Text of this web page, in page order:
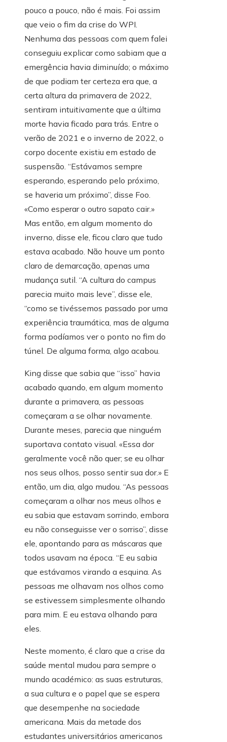
pouco a pouco, não é mais. Foi assim
que veio o fim da crise do WPI.
Nenhuma das pessoas com quem falei
conseguiu explicar como sabiam que a
emergência havia diminuído; o máximo
de que podiam ter certeza era que, a
certa altura da primavera de 2022,
sentiram intuitivamente que a última
morte havia ficado para trás. Entre o
verão de 2021 e o inverno de 2022, o
corpo docente existiu em estado de
suspensão. “Estávamos sempre
esperando, esperando pelo próximo,
se haveria um próximo”, disse Foo.
«Como esperar o outro sapato cair.»
Mas então, em algum momento do
inverno, disse ele, ficou claro que tudo
estava acabado. Não houve um ponto
claro de demarcação, apenas uma
mudança sutil. “A cultura do campus
parecia muito mais leve”, disse ele,
“como se tivéssemos passado por uma
experiência traumática, mas de alguma
forma podíamos ver o ponto no fim do
túnel. De alguma forma, algo acabou.
King disse que sabia que “isso” havia
acabado quando, em algum momento
durante a primavera, as pessoas
começaram a se olhar novamente.
Durante meses, parecia que ninguém
suportava contato visual. «Essa dor
geralmente você não quer; se eu olhar
nos seus olhos, posso sentir sua dor.» E
então, um dia, algo mudou. “As pessoas
começaram a olhar nos meus olhos e
eu sabia que estavam sorrindo, embora
eu não conseguisse ver o sorriso”, disse
ele, apontando para as máscaras que
todos usavam na época. “E eu sabia
que estávamos virando a esquina. As
pessoas me olhavam nos olhos como
se estivessem simplesmente olhando
para mim. E eu estava olhando para
eles.
Neste momento, é claro que a crise da
saúde mental mudou para sempre o
mundo académico: as suas estruturas,
a sua cultura e o papel que se espera
que desempenhe na sociedade
americana. Mais da metade dos
estudantes universitários americanos